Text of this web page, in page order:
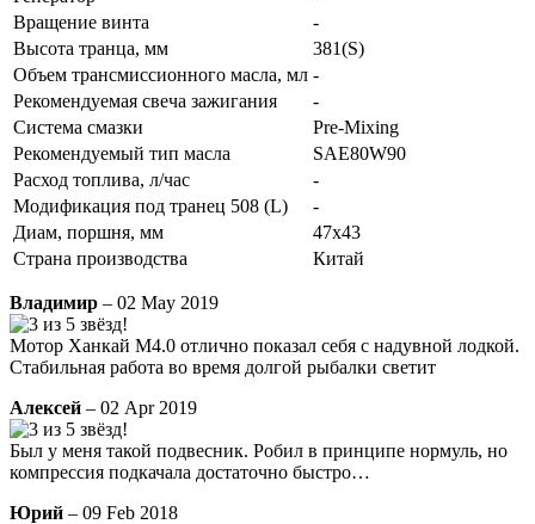
Вращение винта
-
Высота транца, мм
381(S)
Объем трансмиссионного масла, мл -
Рекомендуемая свеча зажигания
-
Система смазки
Pre-Mixing
Рекомендуемый тип масла
SAE80W90
Расход топлива, л/час
-
Модификация под транец 508 (L)
-
Диам, поршня, мм
47х43
Страна производства
Китай
Владимир – 02 May 2019
Мотор Ханкай M4.0 отлично показал себя с надувной лодкой.
Стабильная работа во время долгой рыбалки светит
Алексей – 02 Apr 2019
Был у меня такой подвесник. Робил в принципе нормуль, но
компрессия подкачала достаточно быстро…
Юрий – 09 Feb 2018